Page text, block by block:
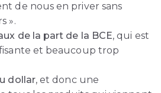
de nous en priver sans
».
de la part de la BCE, qui est
et beaucoup trop
dollar, et donc une